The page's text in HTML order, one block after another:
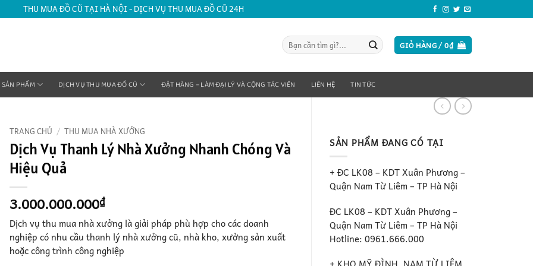
THU MUA ĐỒ CŨ TẠI HÀ NỘI - DỊCH VỤ THU MUA ĐỒ CŨ 24H
Tìm
kiếm:
GIỎ HÀNG /0₫
SẢN PHẨM DỊCH VỤ THU MUA ĐỒ CŨ ĐẶT HÀNG – LÀM ĐẠI LÝ VÀ CỘNG TÁC VIÊN LIÊN HỆ TIN TỨC
SẢN PHẨM ĐANG CÓ TẠI
+ ĐC LK08 – KDT Xuân Phương –
Quận Nam Từ Liêm – TP Hà Nội
ĐC LK08 – KDT Xuân Phương –
Quận Nam Từ Liêm – TP Hà Nội
Hotline: 0961.666.000
TRANG CHỦ / THU MUA NHÀ XƯỞNG
Dịch Vụ Thanh Lý Nhà Xưởng Nhanh Chóng Và
Hiệu Quả
3.000.000.000₫
Dịch vụ thu mua nhà xưởng là giải pháp phù hợp cho các doanh
nghiệp có nhu cầu thanh lý nhà xưởng cũ, nhà kho, xưởng sản xuất
hoặc công trình công nghiệp